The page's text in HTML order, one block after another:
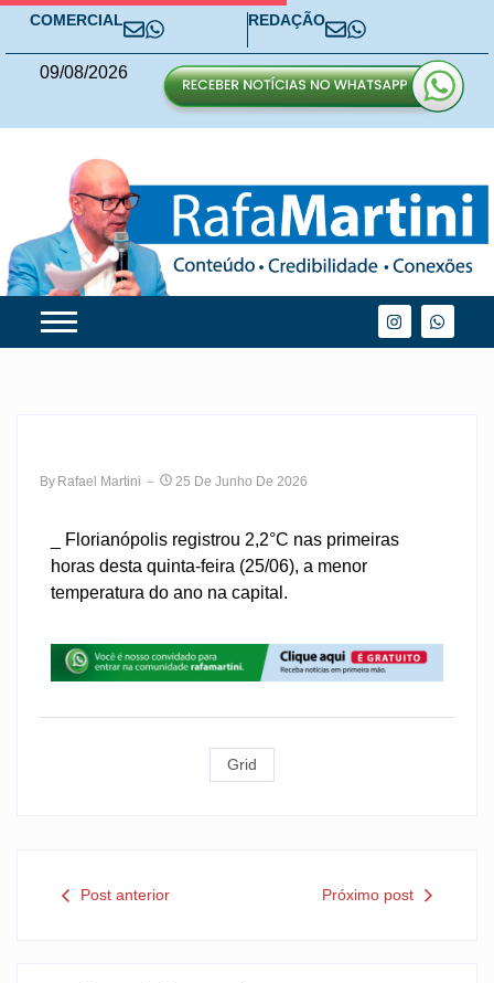
COMERCIAL REDAÇÃO
09/08/2026
By Rafael Martini 25 De Junho De 2026
_ Florianópolis registrou 2,2°C nas primeiras
horas desta quinta-feira (25/06), a menor
temperatura do ano na capital.
Grid
Post anterior Próximo post